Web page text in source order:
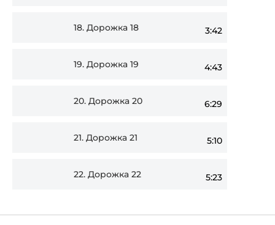
18. Дорожка 18 3:42
19. Дорожка 19 4:43
20. Дорожка 20 6:29
21. Дорожка 21 5:10
22. Дорожка 22 5:23